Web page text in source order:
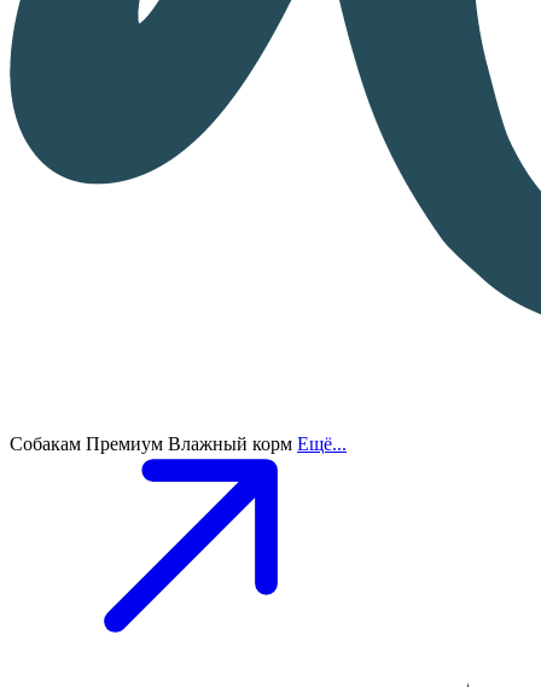
Собакам Премиум Влажный корм Ещё...